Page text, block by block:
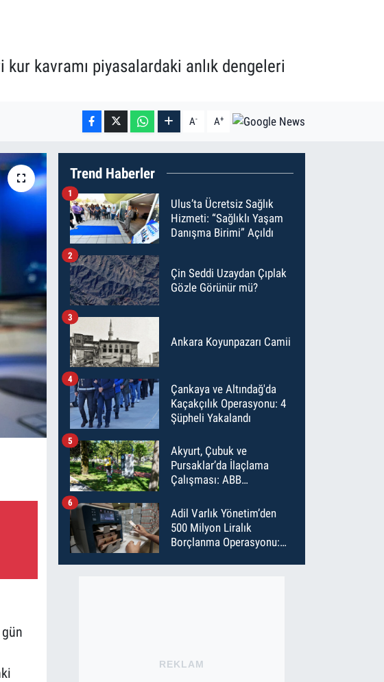
kavramı piyasalardaki anlık dengeleri
A- A+
Trend Haberler
Ulus’ta Ücretsiz Sağlık
Hizmeti: “Sağlıklı Yaşam
Danışma Birimi” Açıldı
1
Çin Seddi Uzaydan Çıplak
Gözle Görünür mü?
2
Ankara Koyunpazarı Camii
3
Çankaya ve Altındağ'da
Kaçakçılık Operasyonu: 4
Şüpheli Yakalandı
4
Akyurt, Çubuk ve
Pursaklar’da İlaçlama
Çalışması: ABB
İlaçladı
5
Adil Varlık Yönetim’den
500 Milyon Liralık
Borçlanma Operasyonu:
6
REKLAM